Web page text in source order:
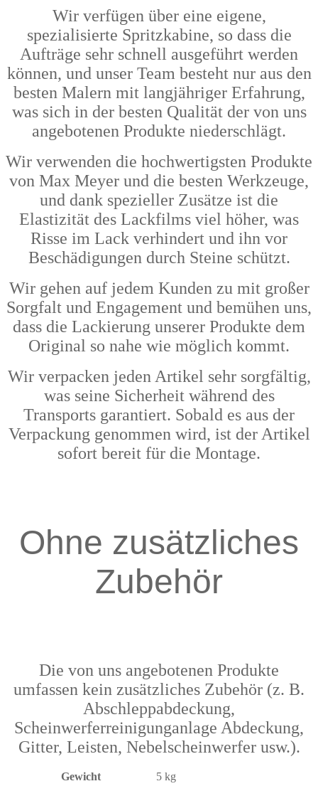
Wir verfügen über eine eigene,
spezialisierte Spritzkabine, so dass die
Aufträge sehr schnell ausgeführt werden
können, und unser Team besteht nur aus den
besten Malern mit langjähriger Erfahrung,
was sich in der besten Qualität der von uns
angebotenen Produkte niederschlägt.
Wir verwenden die hochwertigsten Produkte
von Max Meyer und die besten Werkzeuge,
und dank spezieller Zusätze ist die
Elastizität des Lackfilms viel höher, was
Risse im Lack verhindert und ihn vor
Beschädigungen durch Steine schützt.
Wir gehen auf jedem Kunden zu mit großer
Sorgfalt und Engagement und bemühen uns,
dass die Lackierung unserer Produkte dem
Original so nahe wie möglich kommt.
Wir verpacken jeden Artikel sehr sorgfältig,
was seine Sicherheit während des
Transports garantiert. Sobald es aus der
Verpackung genommen wird, ist der Artikel
sofort bereit für die Montage.
Ohne zusätzliches
Zubehör
Die von uns angebotenen Produkte
umfassen kein zusätzliches Zubehör (z. B.
Abschleppabdeckung,
Scheinwerferreinigunganlage Abdeckung,
Gitter, Leisten, Nebelscheinwerfer usw.).
Gewicht 5 kg